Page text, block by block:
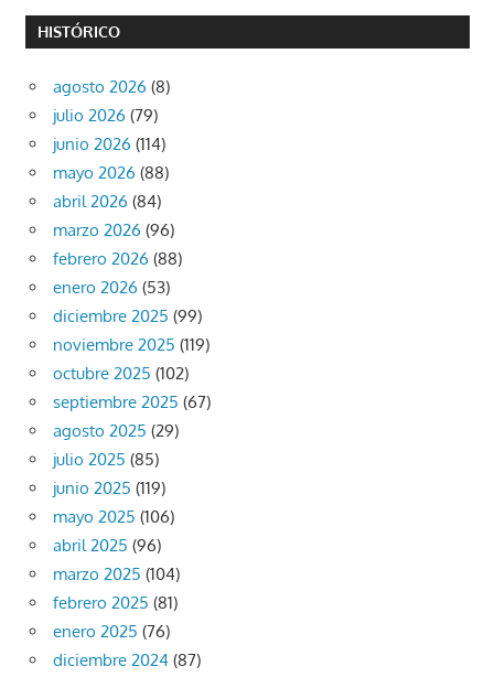
HISTÓRICO
agosto 2026 (8)
julio 2026 (79)
junio 2026 (114)
mayo 2026 (88)
abril 2026 (84)
marzo 2026 (96)
febrero 2026 (88)
enero 2026 (53)
diciembre 2025 (99)
noviembre 2025 (119)
octubre 2025 (102)
septiembre 2025 (67)
agosto 2025 (29)
julio 2025 (85)
junio 2025 (119)
mayo 2025 (106)
abril 2025 (96)
marzo 2025 (104)
febrero 2025 (81)
enero 2025 (76)
diciembre 2024 (87)